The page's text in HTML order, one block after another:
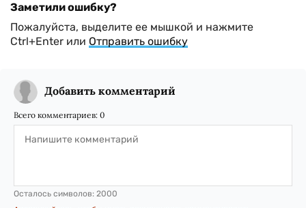
Заметили ошибку?
Пожалуйста, выделите ее мышкой и нажмите
Ctrl+Enter или Отправить ошибку
Добавить комментарий
Всего комментариев: 0
Осталось символов: 2000